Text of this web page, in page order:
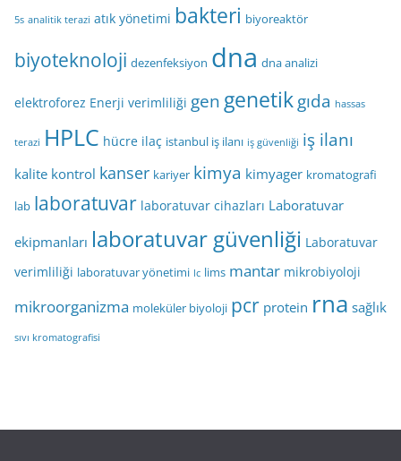
5s analitik terazi atık yönetimi bakteri biyoreaktör
biyoteknoloji dezenfeksiyon dna dna analizi
elektroforez Enerji verimliliği gen genetikgıda hassas
terazi HPLC hücre ilaç istanbul iş ilanı iş güvenliği iş ilanı
kalite kontrol kanser kariyer kimya kimyager kromatografi
lab laboratuvar laboratuvar cihazları Laboratuvar
ekipmanları laboratuvar güvenliği Laboratuvar
verimliliği laboratuvar yönetimi lc lims mantar mikrobiyoloji
mikroorganizma moleküler biyoloji pcr protein rna sağlık
sıvı kromatografisi